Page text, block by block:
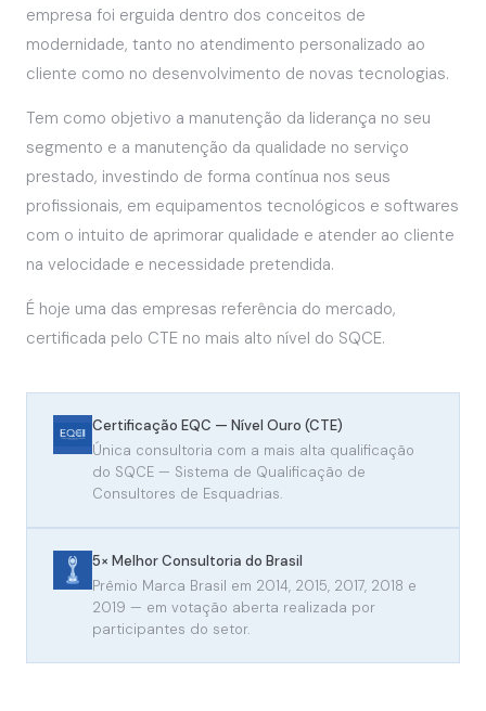
empresa foi erguida dentro dos conceitos de
modernidade, tanto no atendimento personalizado ao
cliente como no desenvolvimento de novas tecnologias.
Tem como objetivo a manutenção da liderança no seu
segmento e a manutenção da qualidade no serviço
prestado, investindo de forma contínua nos seus
profissionais, em equipamentos tecnológicos e softwares
com o intuito de aprimorar qualidade e atender ao cliente
na velocidade e necessidade pretendida.
É hoje uma das empresas referência do mercado,
certificada pelo CTE no mais alto nível do SQCE.
Certificação EQC — Nível Ouro (CTE)
Única consultoria com a mais alta qualificação
do SQCE — Sistema de Qualificação de
Consultores de Esquadrias.
5× Melhor Consultoria do Brasil
Prêmio Marca Brasil em 2014, 2015, 2017, 2018 e
2019 — em votação aberta realizada por
participantes do setor.